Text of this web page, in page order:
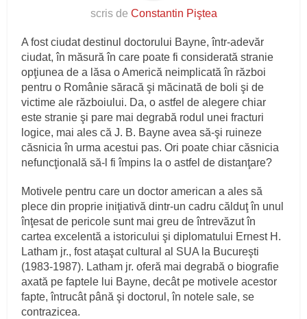
scris de Constantin Piştea
A fost ciudat destinul doctorului Bayne, într-adevăr
ciudat, în măsură în care poate fi considerată stranie
opţiunea de a lăsa o Americă neimplicată în război
pentru o Românie săracă şi măcinată de boli şi de
victime ale războiului. Da, o astfel de alegere chiar
este stranie şi pare mai degrabă rodul unei fracturi
logice, mai ales că J. B. Bayne avea să-şi ruineze
căsnicia în urma acestui pas. Ori poate chiar căsnicia
nefuncţională să-l fi împins la o astfel de distanţare?
Motivele pentru care un doctor american a ales să
plece din proprie iniţiativă dintr-un cadru călduţ în unul
înţesat de pericole sunt mai greu de întrevăzut în
cartea excelentă a istoricului şi diplomatului Ernest H.
Latham jr., fost ataşat cultural al SUA la Bucureşti
(1983-1987). Latham jr. oferă mai degrabă o biografie
axată pe faptele lui Bayne, decât pe motivele acestor
fapte, întrucât până şi doctorul, în notele sale, se
contrazicea.